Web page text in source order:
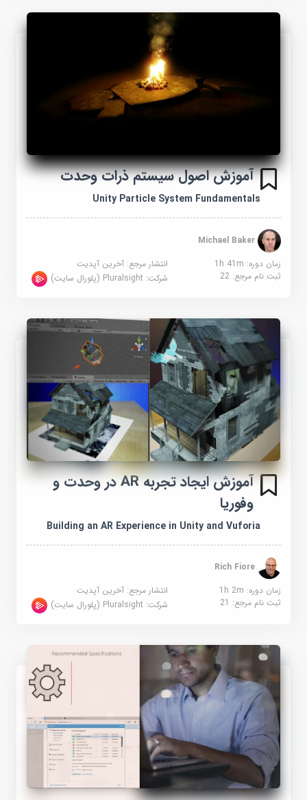
آموزش اصول سیستم ذرات وحدت
Unity Particle System Fundamentals
Michael Baker
زمان دوره: 1h 41m
انتشار مرجع:آخرین آپدیت
ثبت نام مرجع:22 شرکت:Pluralsight (پلورال سایت)
آموزش ایجاد تجربه AR در وحدت و
وفوریا
Building an AR Experience in Unity and Vuforia
Rich Fiore
زمان دوره: 1h 2m
انتشار مرجع:آخرین آپدیت
ثبت نام مرجع:21 شرکت:Pluralsight (پلورال سایت)